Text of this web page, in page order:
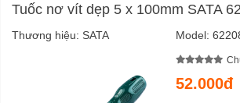
Tuốc nơ vít dẹp 5 x 100mm SATA
Thương hiệu: SATA Model:
52.000đ